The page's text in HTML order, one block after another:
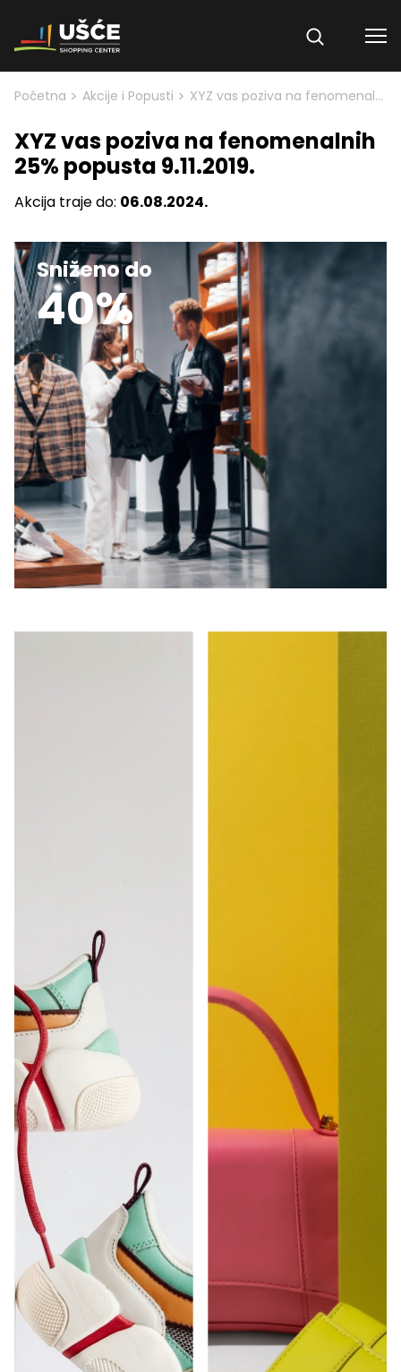
Skip to content
Početna > Akcije i Popusti > XYZ vas poziva na fenomenalnih 25% popusta 9.11.2019.
XYZ vas poziva na fenomenalnih
25% popusta 9.11.2019.
Akcija traje do: 06.08.2024.
Sniženo do
40%